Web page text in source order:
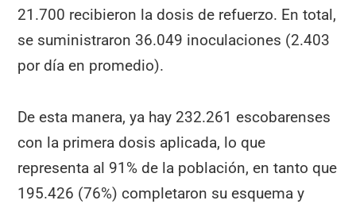
21.700 recibieron la dosis de refuerzo. En total,
se suministraron 36.049 inoculaciones (2.403
por día en promedio).
De esta manera, ya hay 232.261 escobarenses
con la primera dosis aplicada, lo que
representa al 91% de la población, en tanto que
195.426 (76%) completaron su esquema y